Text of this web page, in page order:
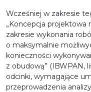
Wcześniej w zakresie
„Koncepcja projektowa
zakresie wykonania
o maksymalnie
konieczności
z obudową” (IBWPAN,
odcinki, wymagające
przeprowadzenia